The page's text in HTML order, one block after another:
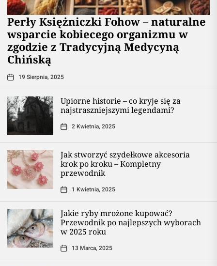
Perły Księżniczki Fohow – naturalne
wsparcie kobiecego organizmu w
zgodzie z Tradycyjną Medycyną
Chińską
19 Sierpnia, 2025
Upiorne historie – co kryje się za
najstraszniejszymi legendami?
2 Kwietnia, 2025
Jak stworzyć szydełkowe akcesoria
krok po kroku – Kompletny
przewodnik
1 Kwietnia, 2025
Jakie ryby mrożone kupować?
Przewodnik po najlepszych wyborach
w 2025 roku
13 Marca, 2025